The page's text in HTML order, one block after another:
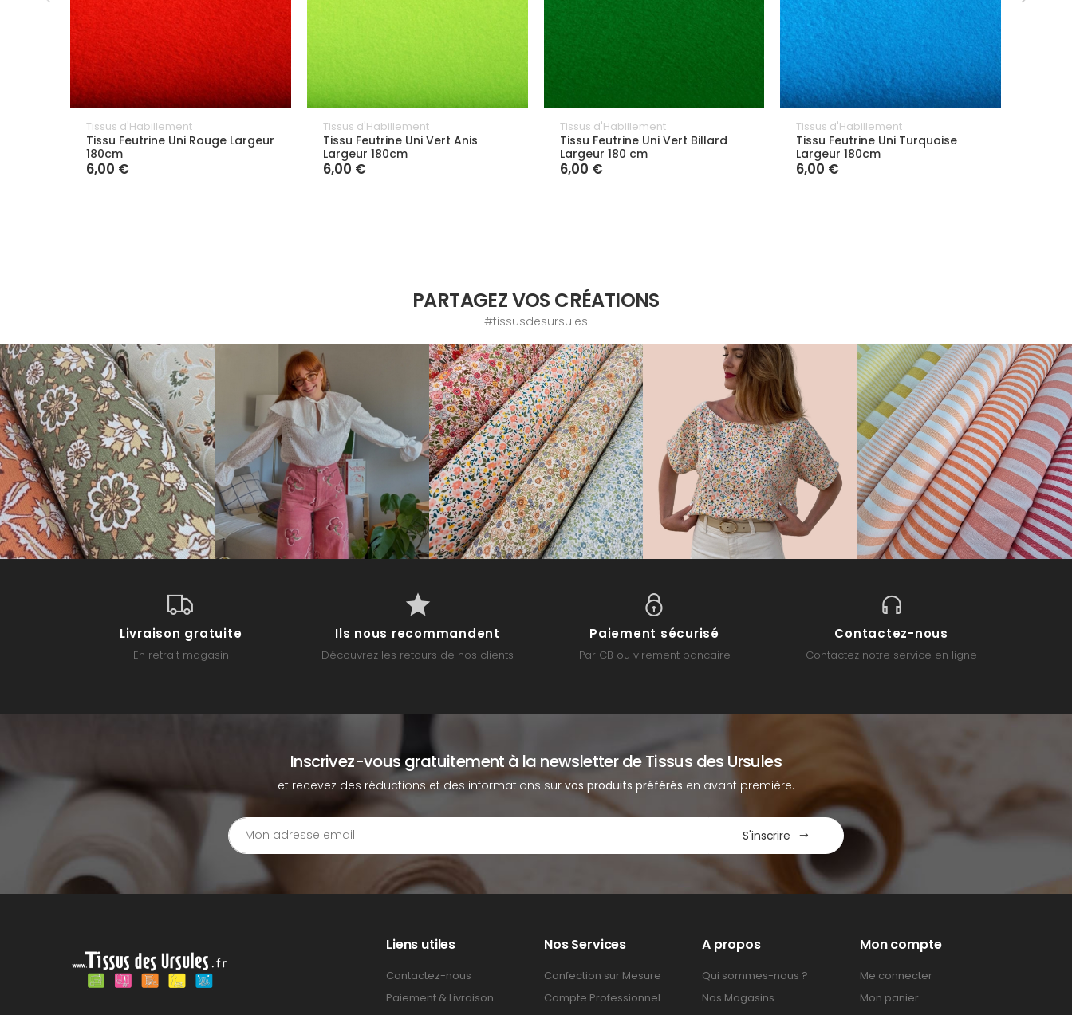
Tissus d'Habillement
Tissu Feutrine Uni Rouge Largeur
180cm
6,00 €
Tissus d'Habillement
Tissu Feutrine Uni Vert Anis
Largeur 180cm
6,00 €
Tissus d'Habillement
Tissu Feutrine Uni Vert Billard
Largeur 180 cm
6,00 €
Tissus d'Habillement
Tissu Feutrine Uni Turquoise
Largeur 180cm
6,00 €
PARTAGEZ VOS CRÉATIONS
#tissusdesursules
Livraison gratuite
En retrait magasin
Ils nous recommandent
Découvrez les retours de nos clients
Paiement sécurisé
Par CB ou virement bancaire
Contactez-nous
Contactez notre service en ligne
Inscrivez-vous gratuitement à la newsletter de Tissus des Ursules
et recevez des réductions et des informations survos produits préférés en avant première.
S'inscrire
Liens utiles
Contactez-nous
Paiement & Livraison
Nos Services
Confection sur Mesure
Compte Professionnel
A propos
Qui sommes-nous ?
Nos Magasins
Mon compte
Me connecter
Mon panier